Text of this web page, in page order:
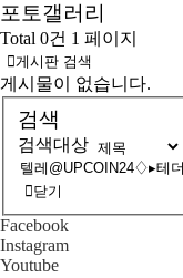
포토갤러리
Total 0건 1 페이지
게시판 검색
게시물이 없습니다.
검색
검색대상
닫기
Facebook
Instagram
Youtube